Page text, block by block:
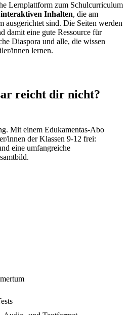
Lernplattform zum Schulcurriculum
Inhalten, die am
ausgerichtet sind. Die Seiten werden
damit eine gute Ressource für
Diaspora und alle, die wissen
innen lernen.
reicht dir nicht?
Mit einem Edukamentas-Abo
innen der Klassen 9-12 frei:
eine umfangreiche